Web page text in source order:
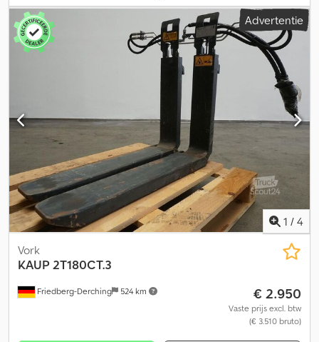
(waterpasvork), FEM 4A, basislengte 1200, geschikt voor Combilift
met hydraulische vorkverstelling, vorklengte: 1200. Credpfxoxg Tb
Eo Aflef
Advertentie
1 / 4
Friedberg-Derching 524 km
Vork
KAUP 2T180CT.3
€ 2.950
Vaste prijs excl. btw
(€ 3.510 bruto)